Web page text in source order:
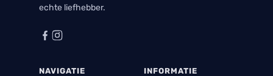
echte liefhebber.
NAVIGATIE INFORMATIE